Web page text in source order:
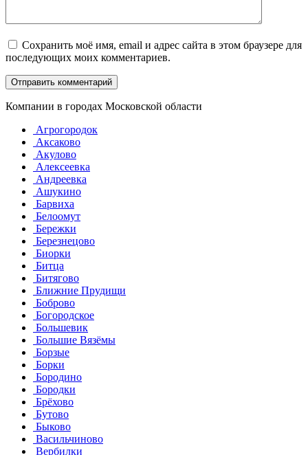
Сохранить моё имя, email и адрес сайта в этом браузере для
последующих моих комментариев.
Компании в городах Московской области
Агрогородок
Аксаково
Акулово
Алексеевка
Андреевка
Ашукино
Барвиха
Белоомут
Бережки
Березнецово
Биорки
Битца
Битягово
Ближние Прудищи
Боброво
Богородское
Большевик
Большие Вязёмы
Борзые
Борки
Бородино
Бородки
Брёхово
Бутово
Быково
Васильчиново
Вербилки